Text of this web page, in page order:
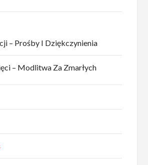
– Prośby I Dziękczynienia
– Modlitwa Za Zmarłych